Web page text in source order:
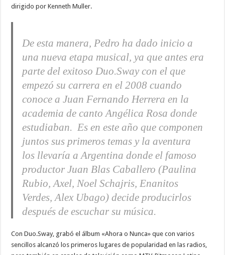
dirigido por Kenneth Muller.
De esta manera, Pedro ha dado inicio a
una nueva etapa musical, ya que antes era
parte del exitoso Duo.Sway con el que
empezó su carrera en el 2008 cuando
conoce a Juan Fernando Herrera en la
academia de canto Angélica Rosa donde
estudiaban. Es en este año que componen
juntos sus primeros temas y la aventura
los llevaría a Argentina donde el famoso
productor Juan Blas Caballero (Paulina
Rubio, Axel, Noel Schajris, Enanitos
Verdes, Alex Ubago) decide producirlos
después de escuchar su música.
Con Duo.Sway, grabó el álbum «Ahora o Nunca» que con varios
sencillos alcanzó los primeros lugares de popularidad en las radios,